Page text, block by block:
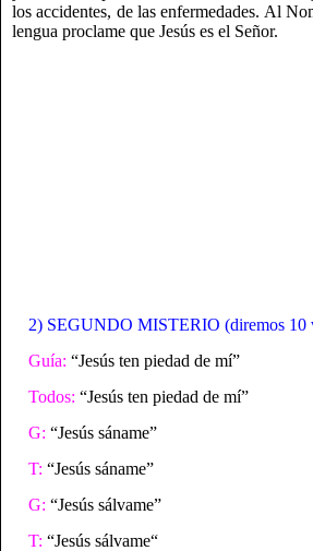
los accidentes, de las enfermedades. Al
lengua proclame que Jesús es el Señor.
2) SEGUNDO MISTERIO (diremos 10
Guía: “Jesús ten piedad de mí”
Todos: “Jesús ten piedad de mí”
G: “Jesús sáname”
T: “Jesús sáname”
G: “Jesús sálvame”
T: “Jesús sálvame“